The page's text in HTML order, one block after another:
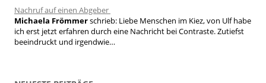
Nachruf auf einen Abgeber
Michaela Frömmerschrieb: Liebe Menschen im Kiez, von Ulf habe
ich erst jetzt erfahren durch eine Nachricht bei Contraste. Zutiefst
beeindruckt und irgendwie…